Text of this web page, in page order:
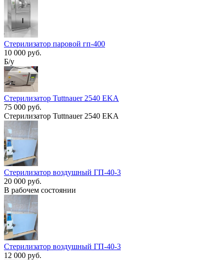
Стерилизатор паровой гп-400
10 000 руб.
Б/у
Стерилизатор Tuttnauer 2540 EKA
75 000 руб.
Стерилизатор Tuttnauer 2540 EKA
Стерилизатор воздушный ГП-40-3
20 000 руб.
В рабочем состоянии
Стерилизатор воздушный ГП-40-3
12 000 руб.